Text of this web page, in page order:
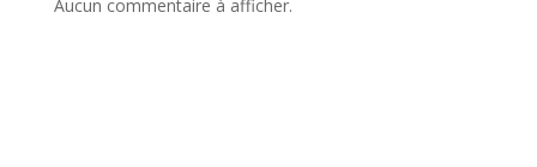
Aucun commentaire à afficher.